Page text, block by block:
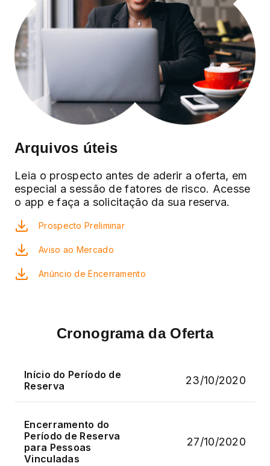
Arquivos úteis
Leia o prospecto antes de aderir a oferta, em
especial a sessão de fatores de risco. Acesse
o app e faça a solicitação da sua reserva.
Prospecto Preliminar
Aviso ao Mercado
Anúncio de Encerramento
Cronograma da Oferta
Início do Período de
Reserva
23/10/2020
Encerramento do
Período de Reserva
para Pessoas
Vinculadas
27/10/2020